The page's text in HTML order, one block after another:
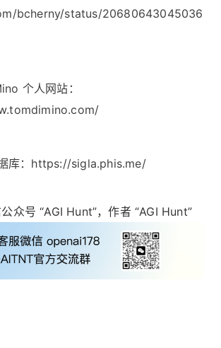
bcherny/status/20680643045036
个人网站：
库：https://sigla.phis.me/
众号 “AGI Hunt”，作者 “AGI Hunt”